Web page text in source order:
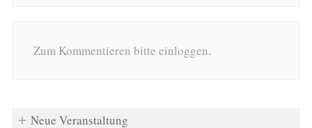
Zum Kommentieren bitte einloggen.
Neue Veranstaltung